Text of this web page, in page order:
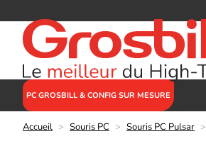
PC GROSBILL & CONFIG SUR MESURE
Accueil > Souris PC > Souris PC Pulsar >